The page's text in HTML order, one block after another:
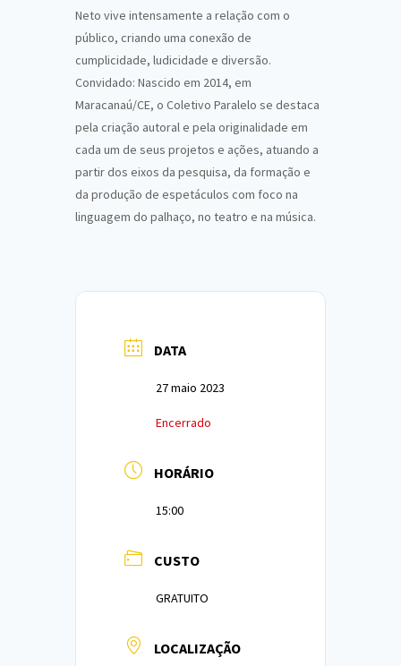
Neto vive intensamente a relação com o
público, criando uma conexão de
cumplicidade, ludicidade e diversão.
Convidado: Nascido em 2014, em
Maracanaú/CE, o Coletivo Paralelo se destaca
pela criação autoral e pela originalidade em
cada um de seus projetos e ações, atuando a
partir dos eixos da pesquisa, da formação e
da produção de espetáculos com foco na
linguagem do palhaço, no teatro e na música.
DATA
27 maio 2023
Encerrado
HORÁRIO
15:00
CUSTO
GRATUITO
LOCALIZAÇÃO